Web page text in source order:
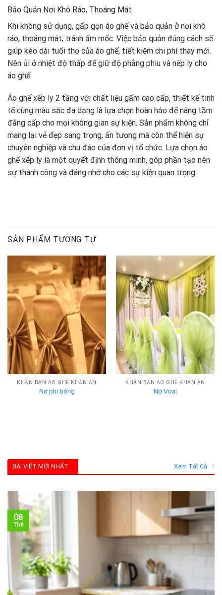
Bảo Quản Nơi Khô Ráo, Thoáng Mát
Khi không sử dụng, gấp gọn áo ghế và bảo quản ở nơi khô
ráo, thoáng mát, tránh ẩm mốc. Việc bảo quản đúng cách sẽ
giúp kéo dài tuổi thọ của áo ghế, tiết kiệm chi phí thay mới.
Nên ủi ở nhiệt độ thấp để giữ độ phẳng phiu và nếp ly cho
áo ghế.
Áo ghế xếp ly 2 tầng với chất liệu gấm cao cấp, thiết kế tinh
tế cùng màu sắc đa dạng là lựa chọn hoàn hảo để nâng tầm
đẳng cấp cho mọi không gian sự kiện. Sản phẩm không chỉ
mang lại vẻ đẹp sang trọng, ấn tượng mà còn thể hiện sự
chuyên nghiệp và chu đáo của đơn vị tổ chức. Lựa chọn áo
ghế xếp ly là một quyết định thông minh, góp phần tạo nên
sự thành công và đáng nhớ cho các sự kiện quan trọng.
SẢN PHẨM TƯƠNG TỰ
KHĂN BÀN ÁO GHẾ KHĂN ĂN
Nơ phi bóng
KHĂN BÀN ÁO GHẾ KHĂN ĂN
Nơ Voal
BÀI VIẾT MỚI NHẤT Xem Tất Cả
08
Th8